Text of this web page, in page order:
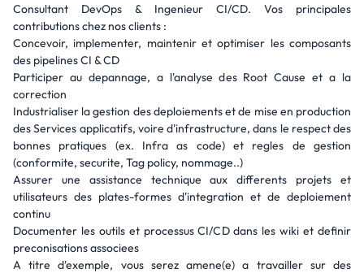
Consultant DevOps & Ingenieur CI/CD. Vos principales
contributions chez nos clients :
Concevoir, implementer, maintenir et optimiser les composants
des pipelines CI & CD
Participer au depannage, a l'analyse des Root Cause et a la
correction
Industrialiser la gestion des deploiements et de mise en production
des Services applicatifs, voire d'infrastructure, dans le respect des
bonnes pratiques (ex. Infra as code) et regles de gestion
(conformite, securite, Tag policy, nommage..)
Assurer une assistance technique aux differents projets et
utilisateurs des plates-formes d'integration et de deploiement
continu
Documenter les outils et processus CI/CD dans les wiki et definir
preconisations associees
A titre d'exemple, vous serez amene(e) a travailler sur des